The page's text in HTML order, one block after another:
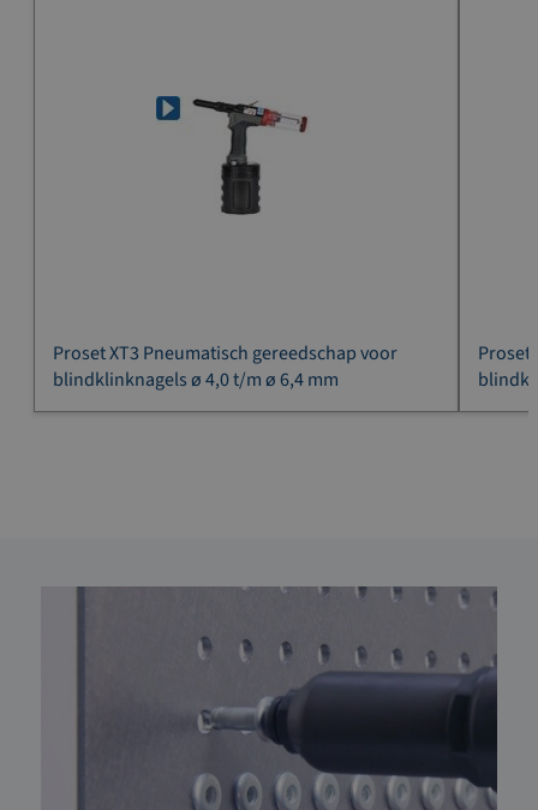
Proset XT3 Pneumatisch gereedschap voor
blindklinknagels ø 4,0 t/m ø 6,4 mm
Proset